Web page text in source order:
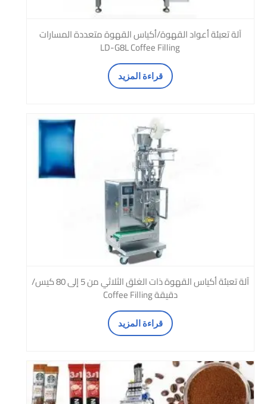
آلة تعبئة أعواد القهوة/أكياس القهوة متعددة المسارات
LD-G8L Coffee Filling
قراءة المزيد
آلة تعبئة أكياس القهوة ذات الغلق الثلاثي من 5 إلى 80 كيس/
دقيقة Coffee Filling
قراءة المزيد